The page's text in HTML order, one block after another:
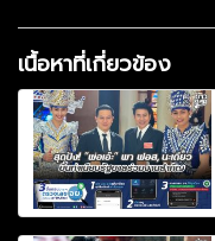
เนื้อหาที่เกี่ยวข้อง